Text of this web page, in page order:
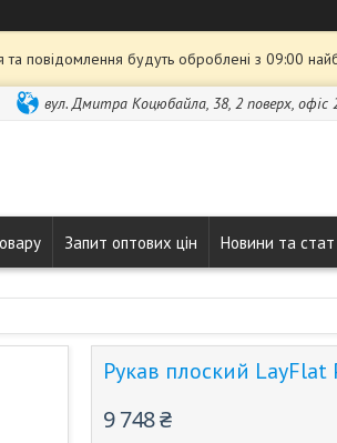
та повідомлення будуть оброблені з 09:00
вул. Дмитра Коцюбайла, 38, 2 поверх, офіс
Запит оптових цін Новини та
Рукав плоский LayFlat
9 748 ₴